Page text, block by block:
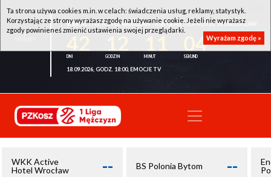
WKK ACTIVE HOTEL WROCŁAW - KSK QEMETICA NOTEĆ INOWROCŁAW
04
18.09.2026, GODZ. 18:00, EMOCJE TV
WKK Active
Hotel Wrocław
-- BS Polonia Bytom --
Ta strona używa cookies m.in. w celach: świadczenia usług, reklamy, statystyk.
Korzystając ze strony wyrażasz zgodę na używanie cookie. Jeżeli nie wyrażasz
zgody powinieneś zmienić ustawienia swojej przeglądarki.
Wyrażam zgodę »